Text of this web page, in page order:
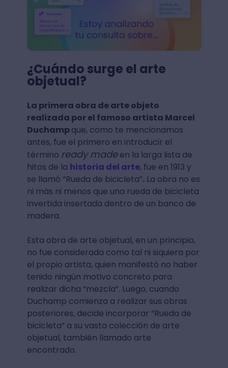
¿Cuándo surge el arte
objetual?
La primera obra de arte objeto
realizada por el famoso artista Marcel
Duchampque, como te mencionamos
antes, fue el primero en introducir el
término ready madeen la larga lista de
hitos de la historia del arte, fue en 1913 y
se llamó “Rueda de bicicleta”.La obra no es
ni más ni menos que una rueda de bicicleta
invertida insertada dentro de un banco de
madera.
Esta obra de arte objetual, en un principio,
no fue considerada como tal ni siquiera por
el propio artista, quien manifestó no haber
tenido ningún motivo concreto para
realizar dicha “mezcla”. Luego, cuando
Duchamp comienza a realizar sus obras
posteriores, decide incorporar “Rueda de
bicicleta” a su vasta colección de arte
objetual, también llamado arte
encontrado.